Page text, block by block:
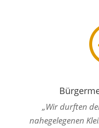
„Wir durften
nahegelegenen